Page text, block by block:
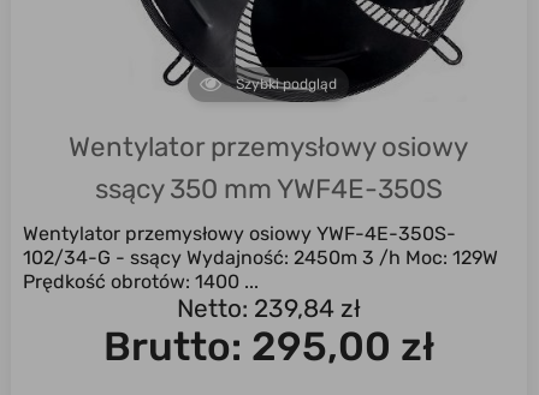
Szybki podgląd
Wentylator przemysłowy osiowy
ssący 350 mm YWF4E-350S
Wentylator przemysłowy osiowy YWF-4E-350S-
102/34-G - ssący Wydajność: 2450m 3 /h Moc: 129W
Prędkość obrotów: 1400 ...
Netto: 239,84 zł
Brutto: 295,00 zł